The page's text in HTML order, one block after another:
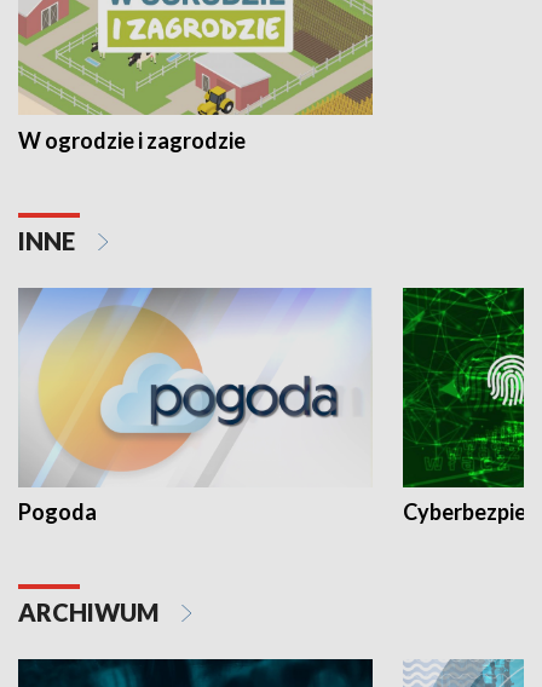
W ogrodzie i zagrodzie
INNE
Pogoda
ARCHIWUM